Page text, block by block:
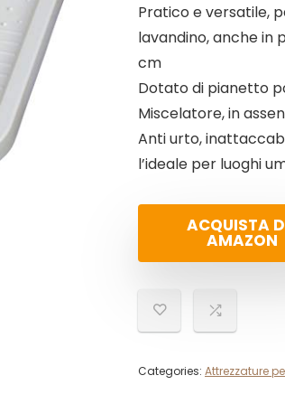
Pratico e versatile,
lavandino, anche in
cm
Dotato di pianetto
Miscelatore, in
Anti urto,
l’ideale per luoghi
ACQUISTA
AMAZON
Categories: Attrezzature